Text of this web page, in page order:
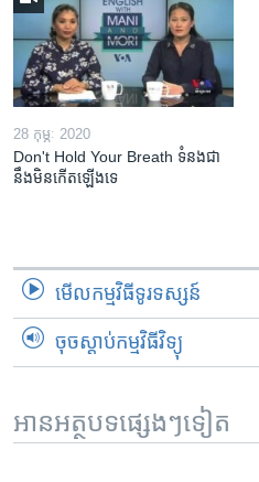
28 កុម្ភៈ 2020
Don't Hold Your Breath ទំនងជា​
នឹង​មិន​កើត​ឡើង​ទេ
មើល​កម្មវិធី​ទូរទស្សន៍
ចុចស្តាប់កម្មវិធីវិទ្យុ
អានអត្ថបទផ្សេងៗទៀត